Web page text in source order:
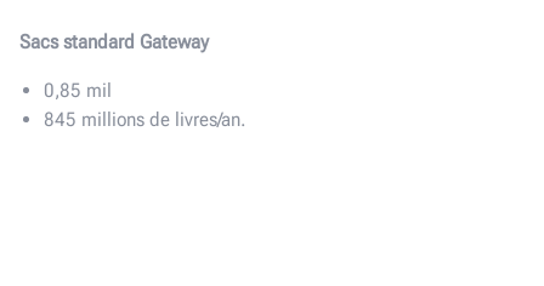
Sacs standard Gateway
0,85 mil
845 millions de livres/an.